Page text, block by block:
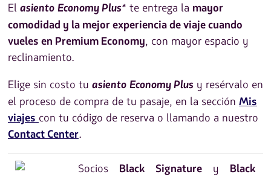
El asiento Economy Plus* te entrega la mayor
comodidad y la mejor experiencia de viaje cuando
vueles en Premium Economy, con mayor espacio y
reclinamiento.
Elige sin costo tu asiento Economy Plus y resérvalo en
el proceso de compra de tu pasaje, en la sección Mis
viajes con tu código de reserva o llamando a nuestro
Contact Center.
Socios Black Signaturey Black